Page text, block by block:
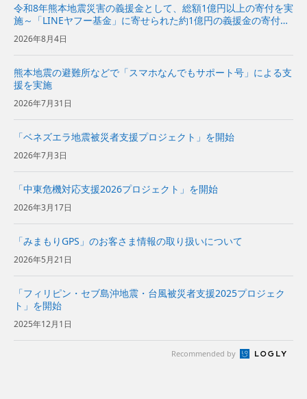
令和8年熊本地震災害の義援金として、総額1億円以上の寄付を実
施～「LINEヤフー基金」に寄せられた約1億円の義援金の寄付も
あわせて実施～
2026年8月4日
熊本地震の避難所などで「スマホなんでもサポート号」による支
援を実施
2026年7月31日
「ベネズエラ地震被災者支援プロジェクト」を開始
2026年7月3日
「中東危機対応支援2026プロジェクト」を開始
2026年3月17日
「みまもりGPS」のお客さま情報の取り扱いについて
2026年5月21日
「フィリピン・セブ島沖地震・台風被災者支援2025プロジェク
ト」を開始
2025年12月1日
Recommended by